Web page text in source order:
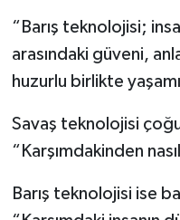
“Barış teknolojisi;
arasındaki güveni,
huzurlu birlikte
Savaş teknolojisi
“Karşımdakinden
Barış teknolojisi ise